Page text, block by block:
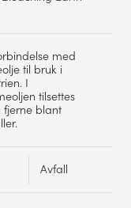
med
til bruk i
I
tilsettes
blant
Avfall